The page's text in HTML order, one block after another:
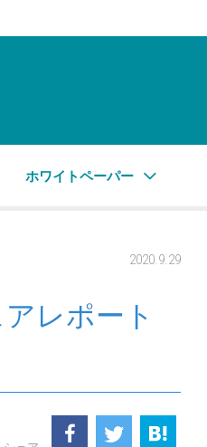
ホワイトペーパー
2020.9.29
レポート